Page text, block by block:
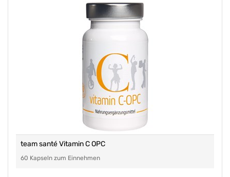
team santé Vitamin C OPC
60 Kapseln zum Einnehmen